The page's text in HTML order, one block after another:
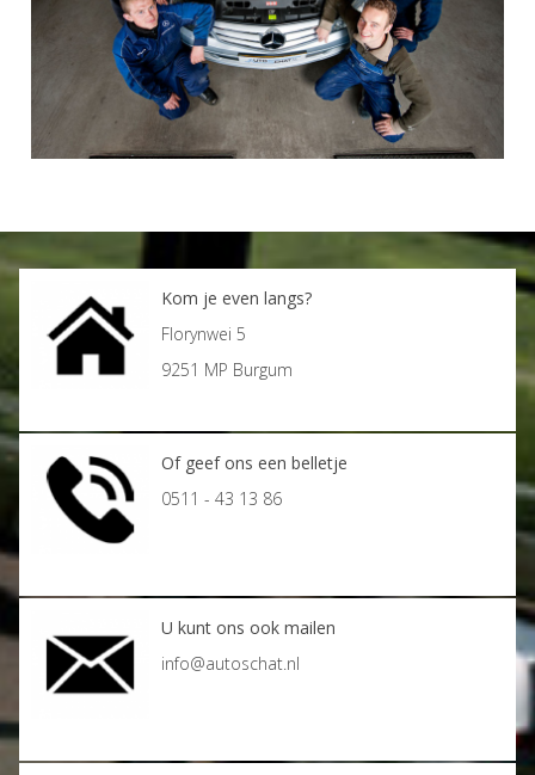
Kom je even langs?
Florynwei 5
9251 MP Burgum
Of geef ons een belletje
0511 - 43 13 86
U kunt ons ook mailen
info@autoschat.nl